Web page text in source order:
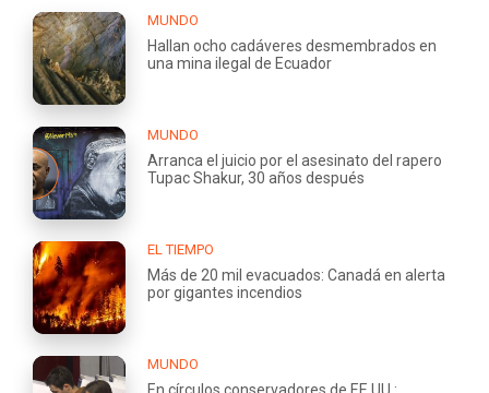
MUNDO
Hallan ocho cadáveres desmembrados en
una mina ilegal de Ecuador
MUNDO
Arranca el juicio por el asesinato del rapero
Tupac Shakur, 30 años después
EL TIEMPO
Más de 20 mil evacuados: Canadá en alerta
por gigantes incendios
MUNDO
En círculos conservadores de EE.UU.: